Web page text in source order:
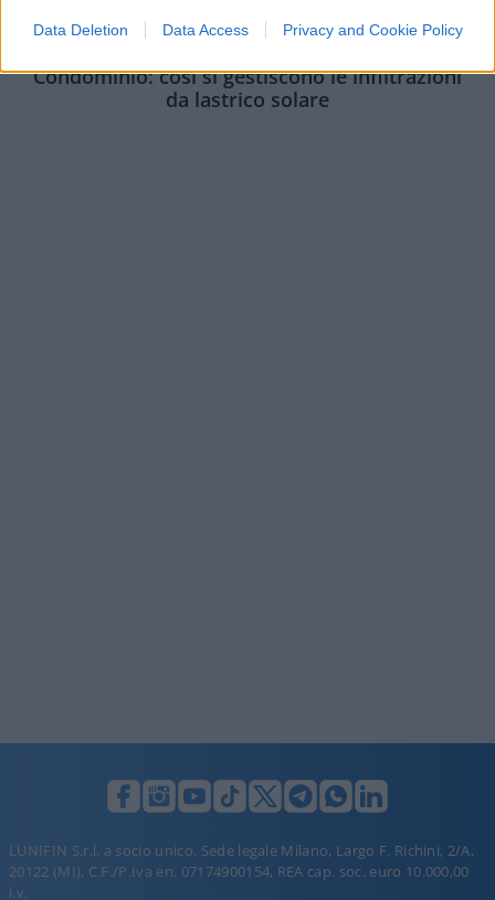
Data Deletion Data Access Privacy and Cookie Policy
Condominio: così si gestiscono le infiltrazioni
da lastrico solare
LUNIFIN S.r.l. a socio unico. Sede legale Milano, Largo F. Richini, 2/A,
20122 (MI), C.F./P.Iva en. 07174900154, REA cap. soc. euro 10.000,00
i.v.